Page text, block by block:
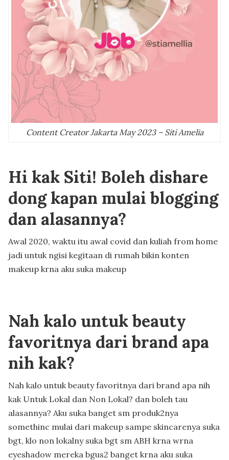
Content Creator Jakarta May 2023 – Siti Amelia
Hi kak Siti! Boleh dishare
dong kapan mulai blogging
dan alasannya?
Awal 2020, waktu itu awal covid dan kuliah from home
jadi untuk ngisi kegitaan di rumah bikin konten
makeup krna aku suka makeup
Nah kalo untuk beauty
favoritnya dari brand apa
nih kak?
Nah kalo untuk beauty favoritnya dari brand apa nih
kak Untuk Lokal dan Non Lokal? dan boleh tau
alasannya? Aku suka banget sm produk2nya
somethinc mulai dari makeup sampe skincarenya suka
bgt, klo non lokalny suka bgt sm ABH krna wrna
eyeshadow mereka bgus2 banget krna aku suka